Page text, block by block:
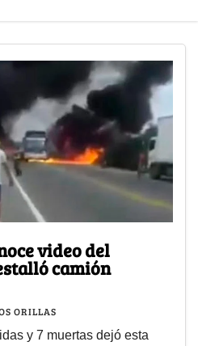
video del
camión
ORILLAS
y 7 muertas dejó esta